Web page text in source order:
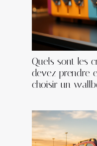
Quels sont les
devez prendre
choisir un